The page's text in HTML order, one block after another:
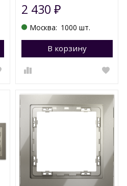
Перейти в корзину
2 430 ₽
Москва: 1000 шт.
В корзину